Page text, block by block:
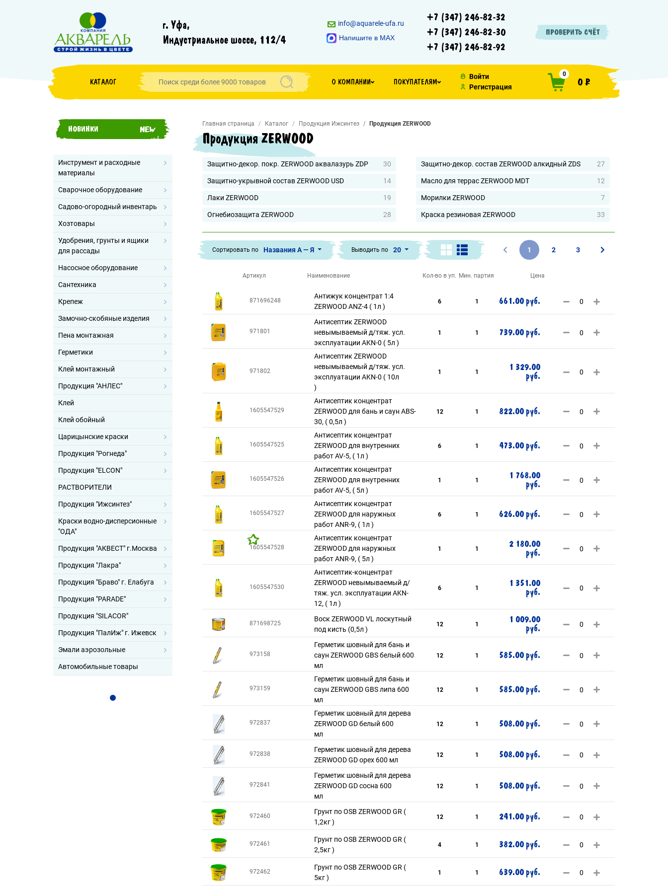
г. Уфа,
Индустриальное шоссе, 112/4
info@aquarele-ufa.ru
Напишите в MAX
+7 (347) 246-82-32
+7 (347) 246-82-30
+7 (347) 246-82-92
ПРОВЕРИТЬ СЧЁТ
КАТАЛОГ О КОМПАНИИ ПОКУПАТЕЛЯМ
Войти
Регистрация
0
0 ₽
НОВИНКИ
Инструмент и расходные
материалы
Сварочное оборудование
Садово-огородный инвентарь
Хозтовары
Удобрения, грунты и ящики
для рассады
Насосное оборудование
Сантехника
Крепеж
Замочно-скобяные изделия
Пена монтажная
Герметики
Клей монтажный
Продукция "АНЛЕС"
Клей
Клей обойный
Царицынские краски
Продукция "Рогнеда"
Продукция "ELCON"
РАСТВОРИТЕЛИ
Продукция "Ижсинтез"
Краски водно-дисперсионные
"ОДА"
Продукция "АКВЕСТ" г.Москва
Продукция "Лакра"
Продукция "Браво" г. Елабуга
Продукция "PARADE"
Продукция "SILACOR"
Продукция "ПалИж" г. Ижевск
Эмали аэрозольные
Автомобильные товары
Главная страница Каталог Продукция Ижсинтез Продукция ZERWOOD
Продукция ZERWOOD
Защитно-декор. покр. ZERWOOD аквалазурь ZDP 30 Защитно-декор. состав ZERWOOD алкидный ZDS 27
Защитно-укрывной состав ZERWOOD USD 14 Масло для террас ZERWOOD MDT 12
Лаки ZERWOOD 19 Морилки ZERWOOD 7
Огнебиозащита ZERWOOD 28 Краска резиновая ZERWOOD 33
Cортировать по Названия А — Я Выводить по 20 1 2 3
Артикул Наименование Кол-во в уп. Мин. партия Цена
871696248
Антижук концентрат 1:4
ZERWOOD ANZ-4 ( 1л )
6 1 661.00 руб.
971801
Антисептик ZERWOOD
невымываемый д/тяж. усл.
эксплуатации AKN-0 ( 5л )
1 1 739.00 руб.
971802
Антисептик ZERWOOD
невымываемый д/тяж. усл.
эксплуатации AKN-0 ( 10л
)
1 1 1 329.00
руб.
1605547529
Антисептик концентрат
ZERWOOD для бань и саун ABS-
30, ( 0,5л )
12 1 822.00 руб.
1605547525
Антисептик концентрат
ZERWOOD для внутренних
работ AV-5, ( 1л )
6 1 473.00 руб.
1605547526
Антисептик концентрат
ZERWOOD для внутренних
работ AV-5, ( 5л )
1 1 1 768.00
руб.
1605547527
Антисептик концентрат
ZERWOOD для наружных
работ ANR-9, ( 1л )
6 1 626.00 руб.
1605547528
Антисептик концентрат
ZERWOOD для наружных
работ ANR-9, ( 5л )
1 1 2 180.00
руб.
1605547530
Антисептик-концентрат
ZERWOOD невымываемый д/
тяж. усл. эксплуатации AKN-
12, ( 1л )
6 1 1 351.00
руб.
871698725
Воск ZERWOOD VL лоскутный
под кисть (0,5л )
12 1 1 009.00
руб.
973158
Герметик шовный для бань и
саун ZERWOOD GBS белый 600
мл
12 1 585.00 руб.
973159
Герметик шовный для бань и
саун ZERWOOD GBS липа 600
мл
12 1 585.00 руб.
972837
Герметик шовный для дерева
ZERWOOD GD белый 600
мл
12 1 508.00 руб.
972838
Герметик шовный для дерева
ZERWOOD GD орех 600 мл
12 1 508.00 руб.
972841
Герметик шовный для дерева
ZERWOOD GD сосна 600
мл
12 1 508.00 руб.
972460
Грунт по OSB ZERWOOD GR (
1,2кг )
12 1 241.00 руб.
972461
Грунт по OSB ZERWOOD GR (
2,5кг )
4 1 382.00 руб.
972462
Грунт по OSB ZERWOOD GR (
5кг )
1 1 639.00 руб.